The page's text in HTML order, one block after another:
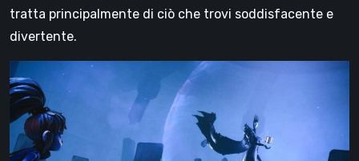
tratta principalmente di ciò che trovi soddisfacente e
divertente.